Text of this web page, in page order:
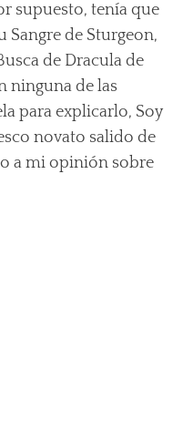
supuesto, tenía que
Sangre de Sturgeon,
de Dracula de
ninguna de las
para explicarlo, Soy
novato salido de
a mi opinión sobre